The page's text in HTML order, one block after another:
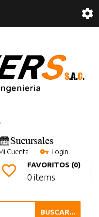
Cuenta Login
FAVORITOS (0)
0 items
BUSCAR...